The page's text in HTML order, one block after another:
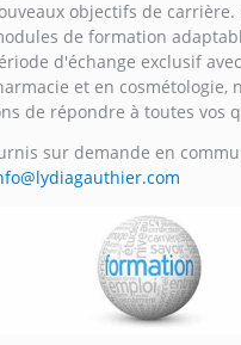
objectifs de
de formation
d'échange exclusif
et en cosmétologie,
de répondre à toutes vos
sur demande en